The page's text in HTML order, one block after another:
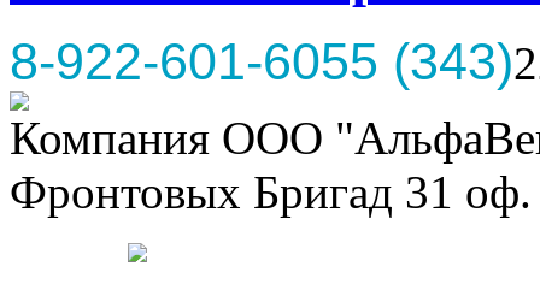
8-922-601-6055 (343)
Компания ООО
Фронтовых Бригад 31